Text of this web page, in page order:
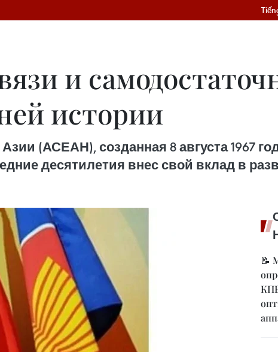
и
истории
(АСЕАН), созданная 8 августа 1967
десятилетия внес свой вклад в
📝